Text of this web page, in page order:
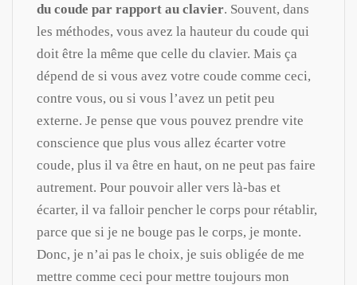
du coude par rapport au clavier. Souvent, dans
les méthodes, vous avez la hauteur du coude qui
doit être la même que celle du clavier. Mais ça
dépend de si vous avez votre coude comme ceci,
contre vous, ou si vous l’avez un petit peu
externe. Je pense que vous pouvez prendre vite
conscience que plus vous allez écarter votre
coude, plus il va être en haut, on ne peut pas faire
autrement. Pour pouvoir aller vers là-bas et
écarter, il va falloir pencher le corps pour rétablir,
parce que si je ne bouge pas le corps, je monte.
Donc, je n’ai pas le choix, je suis obligée de me
mettre comme ceci pour mettre toujours mon